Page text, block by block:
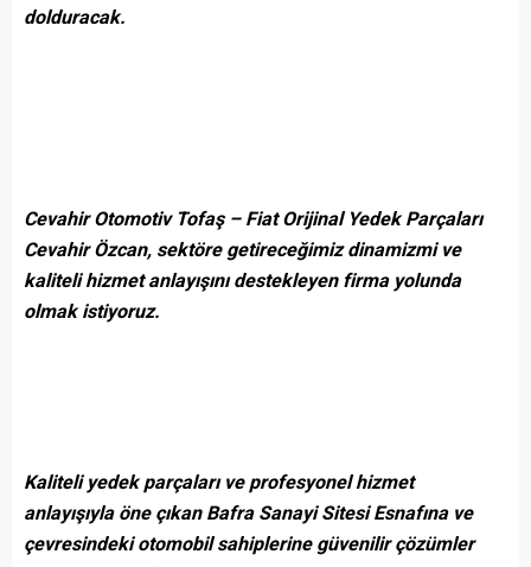
dolduracak.
Cevahir Otomotiv Tofaş – Fiat Orijinal Yedek Parçaları
Cevahir Özcan, sektöre getireceğimiz dinamizmi ve
kaliteli hizmet anlayışını destekleyen firma yolunda
olmak istiyoruz.
Kaliteli yedek parçaları ve profesyonel hizmet
anlayışıyla öne çıkan Bafra Sanayi Sitesi Esnafına ve
çevresindeki otomobil sahiplerine güvenilir çözümler